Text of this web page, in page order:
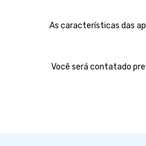
As características das
Você será contatado